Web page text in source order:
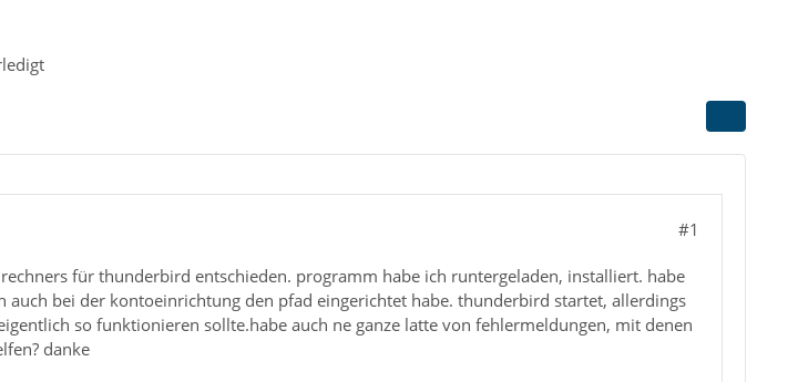
#1
für thunderbird entschieden. programm habe ich runtergeladen, installiert. habe
auch bei der kontoeinrichtung den pfad eingerichtet habe. thunderbird startet, allerdings
so funktionieren sollte.habe auch ne ganze latte von fehlermeldungen, mit denen
danke